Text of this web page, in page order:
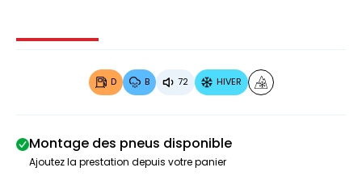
Image 1 sur 4
D B 72 HIVER
Montage des pneus disponible
Ajoutez la prestation depuis votre panier